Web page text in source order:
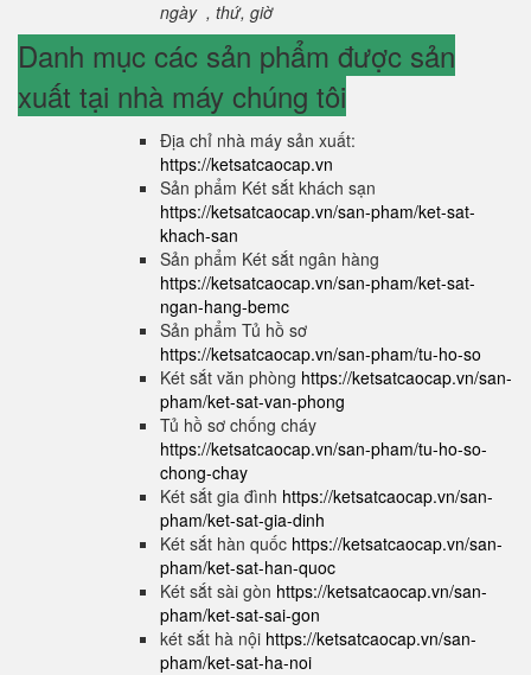
ngày , thứ, giờ
Danh mục các sản phẩm được sản
xuất tại nhà máy chúng tôi
Địa chỉ nhà máy sản xuất:
https://ketsatcaocap.vn
Sản phẩm Két sắt khách sạn
https://ketsatcaocap.vn/san-pham/ket-sat-
khach-san
Sản phẩm Két sắt ngân hàng
https://ketsatcaocap.vn/san-pham/ket-sat-
ngan-hang-bemc
Sản phẩm Tủ hồ sơ
https://ketsatcaocap.vn/san-pham/tu-ho-so
Két sắt văn phòng https://ketsatcaocap.vn/san-
pham/ket-sat-van-phong
Tủ hồ sơ chống cháy
https://ketsatcaocap.vn/san-pham/tu-ho-so-
chong-chay
Két sắt gia đình https://ketsatcaocap.vn/san-
pham/ket-sat-gia-dinh
Két sắt hàn quốc https://ketsatcaocap.vn/san-
pham/ket-sat-han-quoc
Két sắt sài gòn https://ketsatcaocap.vn/san-
pham/ket-sat-sai-gon
két sắt hà nội https://ketsatcaocap.vn/san-
pham/ket-sat-ha-noi